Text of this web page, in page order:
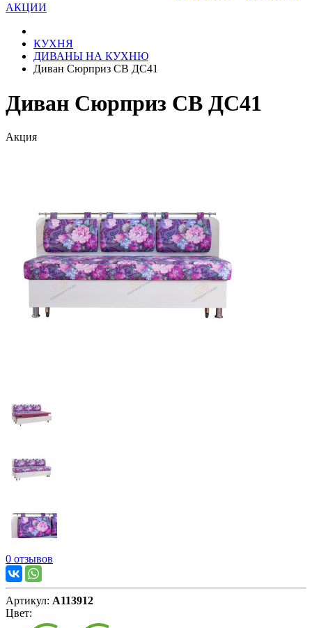
АКЦИИ
КУХНЯ
ДИВАНЫ НА КУХНЮ
Диван Сюрприз СВ ДС41
Диван Сюрприз СВ ДС41
Акция
0 отзывов
Артикул: А113912
Цвет: